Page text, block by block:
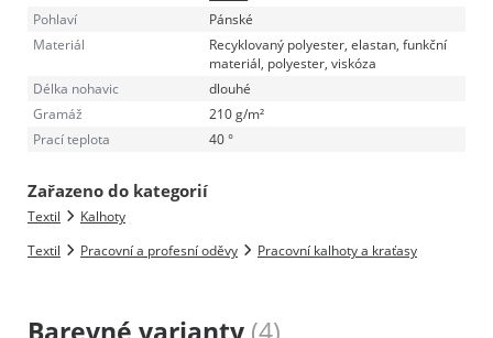
Pohlaví
Pánské
Materiál
Recyklovaný polyester, elastan, funkční
materiál, polyester, viskóza
Délka nohavic
dlouhé
Gramáž
210 g/m²
Prací teplota
40 °
Zařazeno do kategorií
Textil
Kalhoty
Textil
Pracovní a profesní oděvy Pracovní kalhoty a kraťasy
Barevné varianty (4)